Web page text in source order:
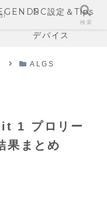
PC設定＆Tips
デバイス
ALGS
1 プロリー
まとめ
検索